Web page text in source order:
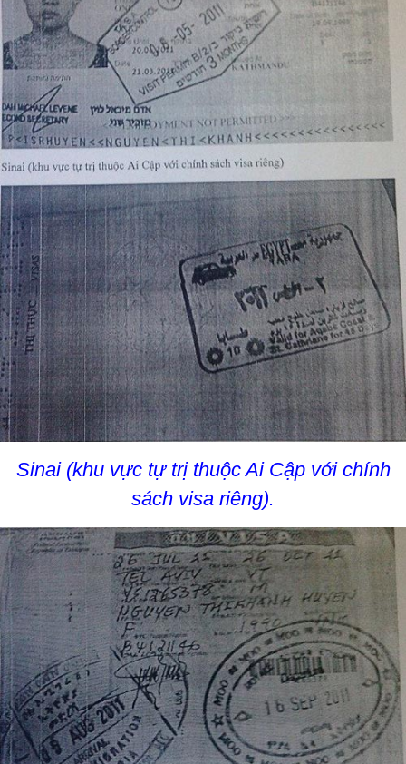
Sinai (khu vực tự trị thuộc Ai Cập với chính
sách visa riêng).